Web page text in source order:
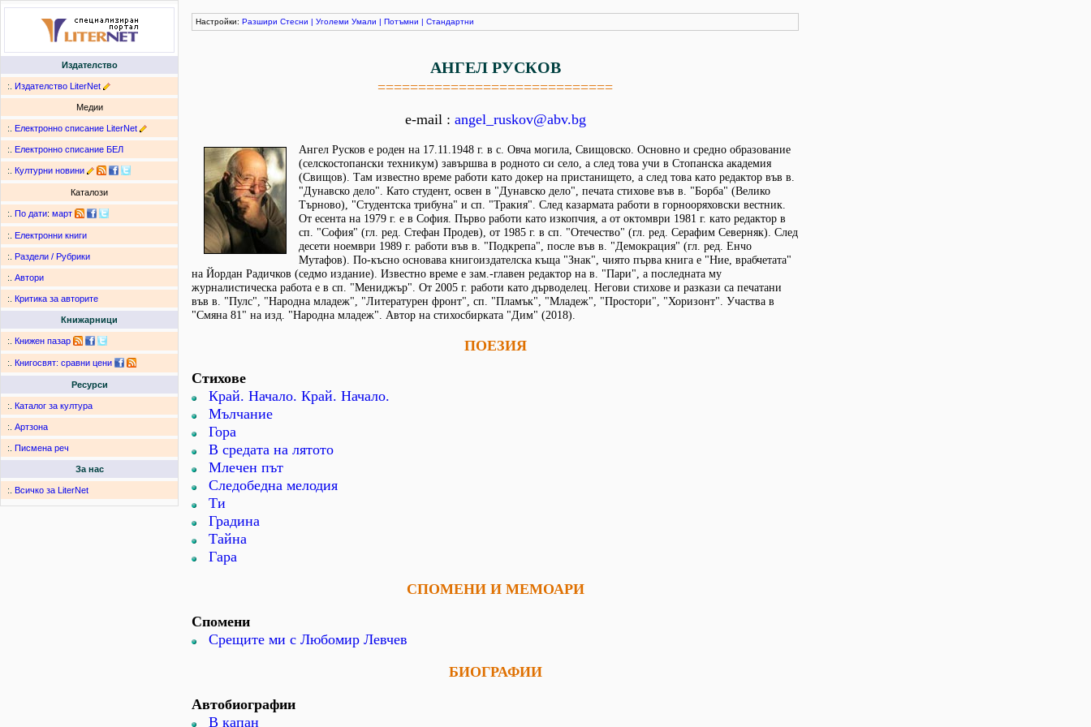
Издателство
:. Издателство LiterNet
Медии
:. Електронно списание LiterNet
:. Електронно списание БЕЛ
:. Културни новини
Каталози
:. По дати: март
:. Електронни книги
:. Раздели / Рубрики
:. Автори
:. Критика за авторите
Книжарници
:. Книжен пазар
:. Книгосвят: сравни цени
Ресурси
:. Каталог за култура
:. Артзона
:. Писмена реч
За нас
:. Всичко за LiterNet
Настройки: Разшири Стесни | Уголеми Умали | Потъмни | Стандартни
АНГЕЛ РУСКОВ
=============================
e-mail : angel_ruskov@abv.bg
Ангел Русков е роден на 17.11.1948 г. в с. Овча могила, Свищовско. Основно и средно образование
(селскостопански техникум) завършва в родното си село, а след това учи в Стопанска академия
(Свищов). Там известно време работи като докер на пристанището, а след това като редактор във в.
"Дунавско дело". Като студент, освен в "Дунавско дело", печата стихове във в. "Борба" (Велико
Търново), "Студентска трибуна" и сп. "Тракия". След казармата работи в горнооряховски вестник.
От есента на 1979 г. е в София. Първо работи като изкопчия, а от октомври 1981 г. като редактор в
сп. "София" (гл. ред. Стефан Продев), от 1985 г. в сп. "Отечество" (гл. ред. Серафим Северняк). След
десети ноември 1989 г. работи във в. "Подкрепа", после във в. "Демокрация" (гл. ред. Енчо
Мутафов). По-късно основава книгоиздателска къща "Знак", чиято първа книга е "Ние, врабчетата"
на Йордан Радичков (седмо издание). Известно време е зам.-главен редактор на в. "Пари", а последната му
журналистическа работа е в сп. "Мениджър". От 2005 г. работи като дърводелец. Негови стихове и разкази са печатани
във в. "Пулс", "Народна младеж", "Литературен фронт", сп. "Пламък", "Младеж", "Простори", "Хоризонт". Участва в
"Смяна 81" на изд. "Народна младеж". Автор на стихосбирката "Дим" (2018).
ПОЕЗИЯ
Стихове
Край. Начало. Край. Начало.
Мълчание
Гора
В средата на лятото
Млечен път
Следобедна мелодия
Ти
Градина
Тайна
Гара
СПОМЕНИ И МЕМОАРИ
Спомени
Срещите ми с Любомир Левчев
БИОГРАФИИ
Автобиографии
В капан